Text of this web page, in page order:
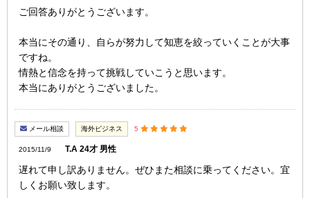
ご回答ありがとうございます。
本当にその通り、自らが努力して知恵を絞っていくことが大事
ですね。
情熱と信念を持って挑戦していこうと思います。
本当にありがとうございました。
メール相談 海外ビジネス 5
2015/11/9 T.A 24才 男性
遅れて申し訳ありません。ぜひまた相談に乗ってください。宜
しくお願い致します。